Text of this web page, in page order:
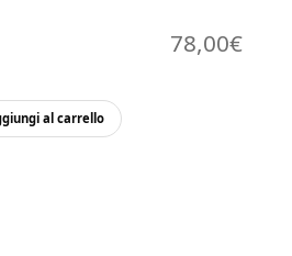
78,00€
al carrello